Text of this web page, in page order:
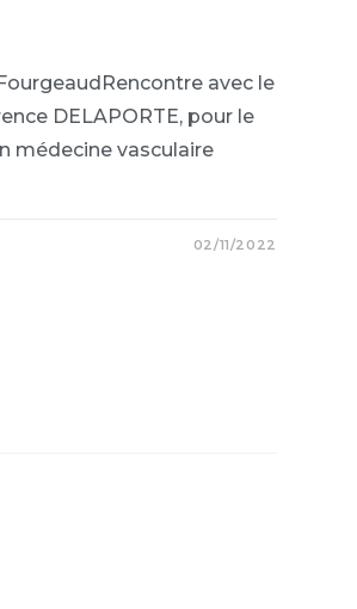
avec le
DELAPORTE, pour le
médecine vasculaire
02/11/2022